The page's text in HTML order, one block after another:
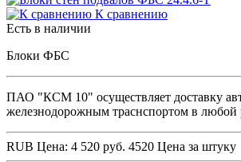
К сравнению
Есть в наличии
Блоки ФБС
ПАО "КСМ 10" осуществляет доставку
железнодорожным траснспортом в любой
RUB Цена: 4 520 руб. 4520 Цена за штуку